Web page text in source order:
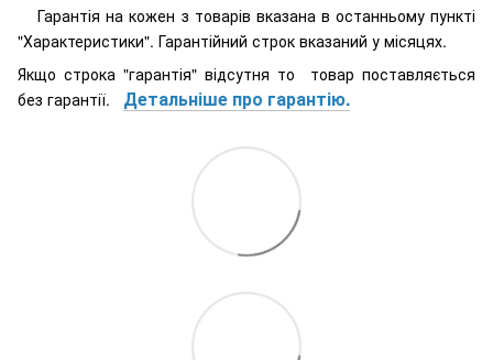
Гарантія на кожен з товарів вказана в останньому пункті
"Характеристики". Гарантійний строк вказаний у місяцях.
Якщо строка "гарантія" відсутня то товар поставляється
без гарантії. Детальніше про гарантію.